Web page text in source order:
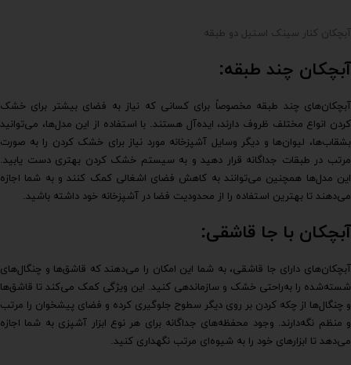
آبچکان کنار سینک استیل دو طبقه
آبچکان چند طبقه:
آبچکان‌های چند طبقه مخصوصاً برای کسانی که نیاز به فضای بیشتر برای خشک
کردن انواع مختلف ظروف دارند، ایده‌آل هستند. با استفاده از این مدل‌ها، می‌توانید
بشقاب‌ها، لیوان‌ها و دیگر وسایل آشپزخانه مورد نیاز برای خشک کردن را به صورت
مرتب در طبقات جداگانه قرار دهید و به سیستم خشک کردن بهتری دست یابید.
این مدل‌ها همچنین می‌توانند به کاهش فضای اشغالی کمک کنند و به شما اجازه
می‌دهند تا بهترین استفاده را از محدودیت فضا در آشپزخانه خود داشته باشید.
آبچکان با جا قاشقی:
آبچکان‌های دارای جا قاشقی، به شما این امکان را می‌دهند که قاشق‌ها و چنگال‌های
شسته‌شده را به‌راحتی خشک و سازماندهی کنید. این ویژگی کمک می‌کند تا قاشق‌ها
و چنگال‌ها از چکه کردن بر روی دیگر سطوح جلوگیری کرده و فضای پیشخوان را مرتب
و منظم نگه‌دارند. وجود محفظه‌های جداگانه برای هر نوع ابزار آشپزی به شما اجازه
می‌دهد تا ابزارهای خود را به شیوه‌ای مرتب نگهداری کنید.